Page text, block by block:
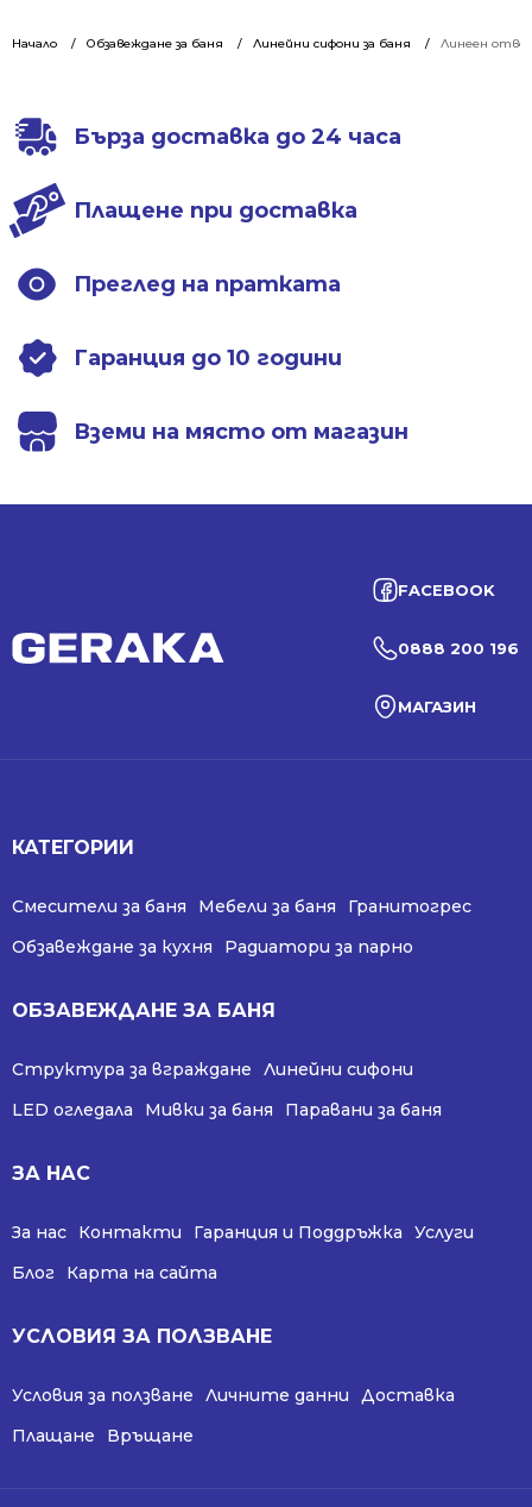
Начало Обзавеждане за баня Линейни сифони за баня Линеен
159.00 €
119.00 €
176.00 €
129.00 €
Бърза доставка до 24 часа
Плащене при доставка
Преглед на пратката
Гаранция до 10 години
Вземи на място от магазин
FACEBOOK
0888 200 196
МАГАЗИН
КАТЕГОРИИ
Смесители за баня Мебели за баня
Гранитогрес
Обзавеждане за кухня
Радиатори за парно
ОБЗАВЕЖДАНЕ ЗА БАНЯ
Структура за вграждане
Линейни сифони
LED огледала
Мивки за баня Паравани за баня
ЗА НАС
За нас Контакти Гаранция и Поддръжка
Услуги
Блог
Карта на сайта
УСЛОВИЯ ЗА ПОЛЗВАНЕ
Условия за ползване Личните данни
Доставка
Плащане
Връщане